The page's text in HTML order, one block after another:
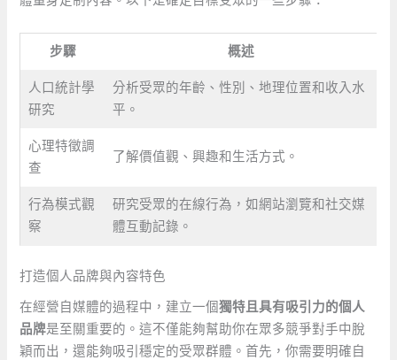
步驟 概述
人口統計學
研究
分析受眾的年齡、性別、地理位置和收入水
平。
心理特徵調
查
了解價值觀、興趣和生活方式。
行為模式觀
察
研究受眾的在線行為，如網站瀏覽和社交媒
體互動記錄。
打造個人品牌與內容特色
在經營自媒體的過程中，建立一個獨特且具有吸引力的個人
品牌是至關重要的。這不僅能夠幫助你在眾多競爭對手中脫
穎而出，還能夠吸引穩定的受眾群體。首先，你需要明確自